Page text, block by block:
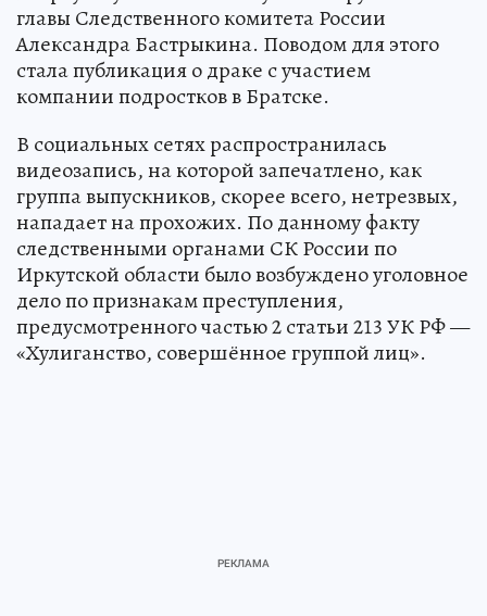
главы Следственного комитета России
Александра Бастрыкина. Поводом для этого
стала публикация о драке с участием
компании подростков в Братске.
В социальных сетях распространилась
видеозапись, на которой запечатлено, как
группа выпускников, скорее всего, нетрезвых,
нападает на прохожих. По данному факту
следственными органами СК России по
Иркутской области было возбуждено уголовное
дело по признакам преступления,
предусмотренного частью 2 статьи 213 УК РФ —
«Хулиганство, совершённое группой лиц».